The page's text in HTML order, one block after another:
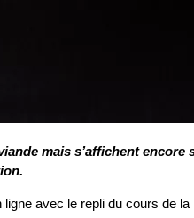
mais s’affichent
avec le repli du cours de